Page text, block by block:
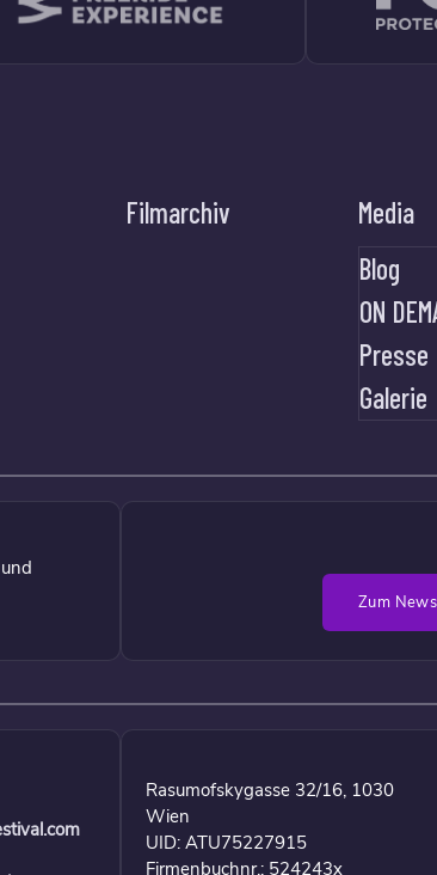
Filmarchiv
Media
Blog
ON
Presse
Galerie
Zum
Rasumofskygasse 32/16, 1030
Wien
UID: ATU75227915
Firmenbuchnr.: 524243x